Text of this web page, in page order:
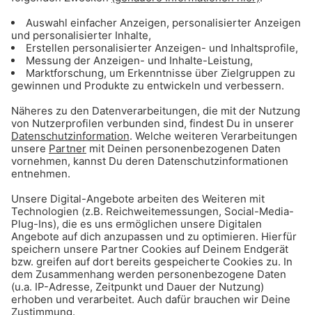
Das Gong 96.3 Webradio
Noch mehr Musik: Die besten Livestreams auf
einen Blick